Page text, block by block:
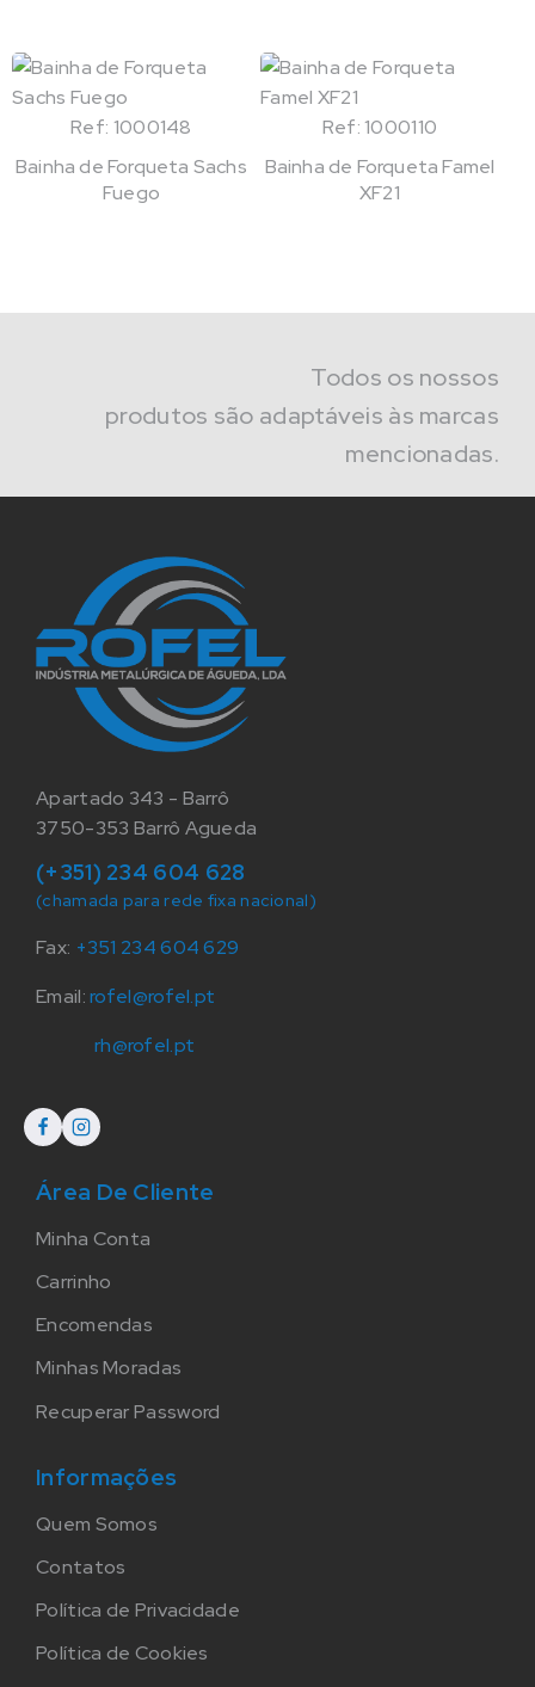
Ref: 1000148
Bainha de Forqueta Sachs
Fuego
Ref: 1000110
Bainha de Forqueta Famel
XF21
Todos os nossos
produtos são adaptáveis às marcas
mencionadas.
Apartado 343 - Barrô
3750-353 Barrô Agueda
(+351) 234 604 628
(chamada para rede fixa nacional)
Fax: +351 234 604 629
Email:rofel@rofel.pt
rh@rofel.pt
Área De Cliente
Minha Conta
Carrinho
Encomendas
Minhas Moradas
Recuperar Password
Informações
Quem Somos
Contatos
Política de Privacidade
Política de Cookies